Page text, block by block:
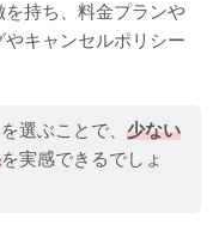
持ち、料金プランや
キャンセルポリシー
選ぶことで、 少ない
を実感できるでしょ